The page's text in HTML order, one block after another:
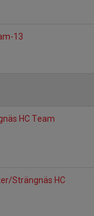
13
HC Team
Strängnäs HC